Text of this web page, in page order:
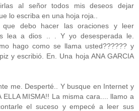
al señor todos mis deseos dejar
lo escriba en una hoja roja..
que debo hacer las oraciones y leer
lea a dios .. . Y yo desesperada le.
hago como se llama usted?????? y
y escribió. En. Una hoja ANA GARCIA
me. Desperté.. Y busque en Internet y
ELLA MISMA!! La misma cara.... llamo a
el suceso y empecé a leer sus